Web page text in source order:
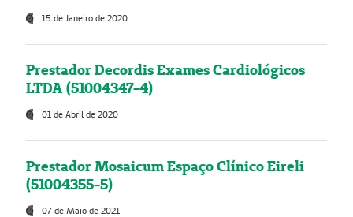
15 de Janeiro de 2020
Prestador Decordis Exames Cardiológicos
LTDA (51004347-4)
01 de Abril de 2020
Prestador Mosaicum Espaço Clínico Eireli
(51004355-5)
07 de Maio de 2021